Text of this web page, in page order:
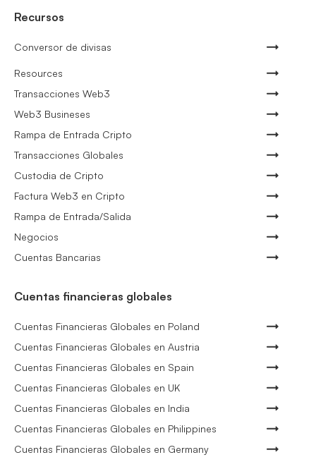
Recursos
Conversor de divisas
Resources
Transacciones Web3
Web3 Busineses
Rampa de Entrada Cripto
Transacciones Globales
Custodia de Cripto
Factura Web3 en Cripto
Rampa de Entrada/Salida
Negocios
Cuentas Bancarias
Cuentas financieras globales
Cuentas Financieras Globales en Poland
Cuentas Financieras Globales en Austria
Cuentas Financieras Globales en Spain
Cuentas Financieras Globales en UK
Cuentas Financieras Globales en India
Cuentas Financieras Globales en Philippines
Cuentas Financieras Globales en Germany